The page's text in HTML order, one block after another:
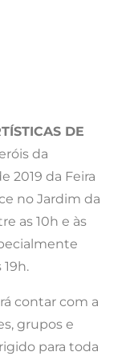
DE
da
2019 da Feira
no Jardim da
as 10h e às
contar com a
grupos e
para toda